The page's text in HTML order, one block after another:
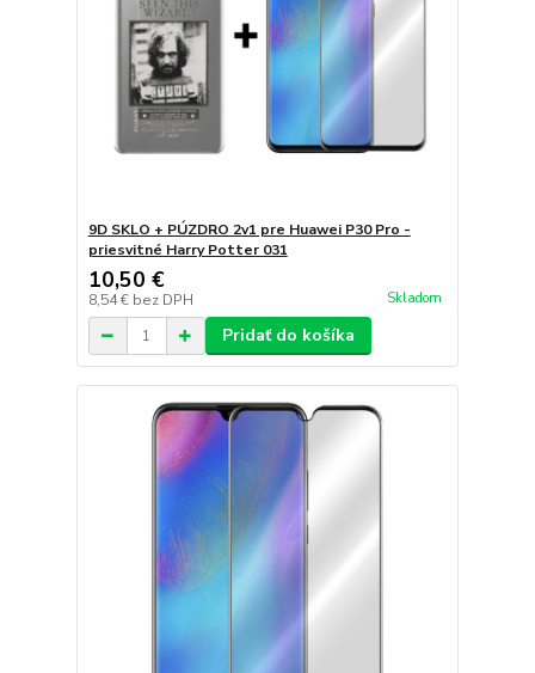
9D SKLO + PÚZDRO 2v1 pre Huawei P30 Pro -
priesvitné Harry Potter 031
10,50 €
8,54 € bez DPH Skladom
Pridať do košíka